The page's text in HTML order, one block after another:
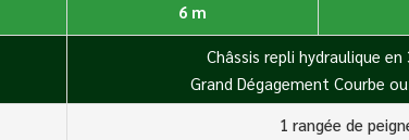
6 m
Châssis repli hydraulique
Grand Dégagement Courbe
1 rangée de